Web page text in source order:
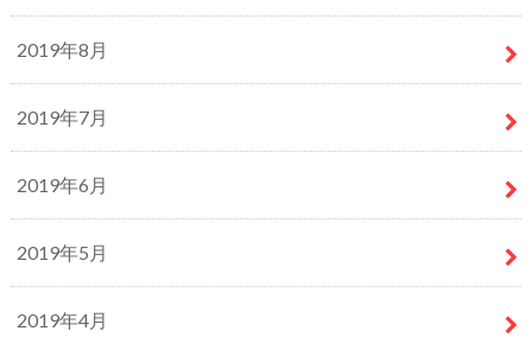
2019年8月
2019年7月
2019年6月
2019年5月
2019年4月